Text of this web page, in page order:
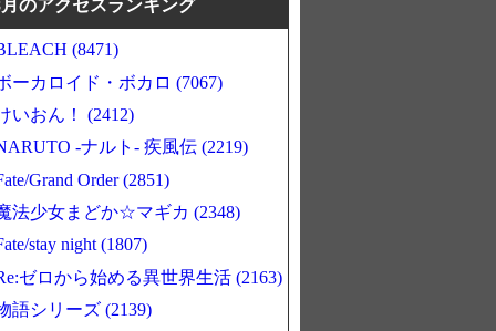
のアクセスランキング
(8471)
ーカロイド・ボカロ (7067)
いおん！ (2412)
-ナルト- 疾風伝 (2219)
Grand Order (2851)
法少女まどか☆マギカ (2348)
stay night (1807)
ゼロから始める異世界生活 (2163)
語シリーズ (2139)